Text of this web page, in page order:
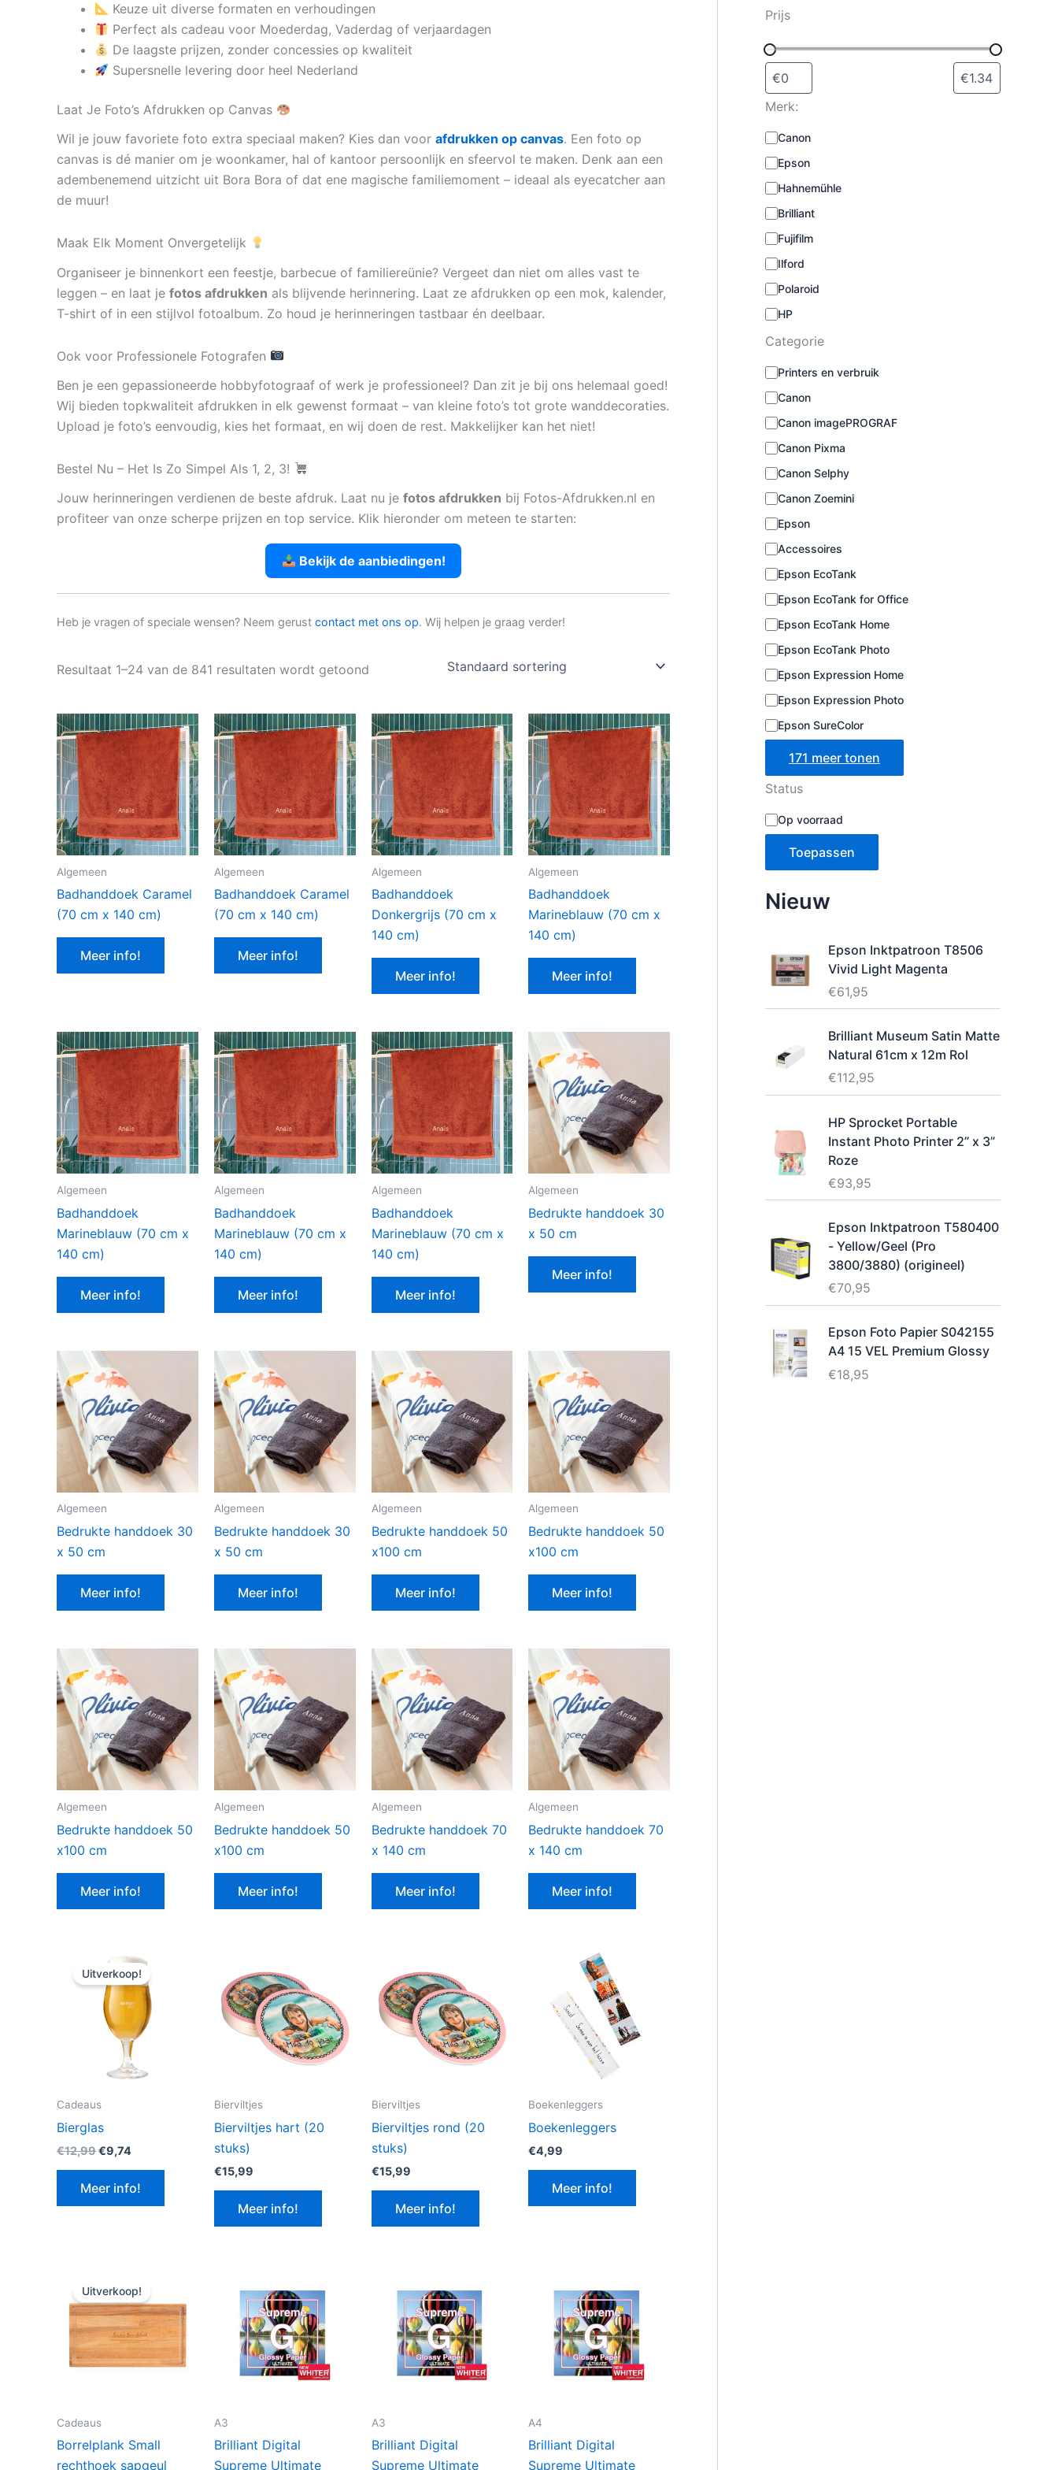
Keuze uit diverse formaten en verhoudingen
Perfect als cadeau voor Moederdag, Vaderdag of verjaardagen
De laagste prijzen, zonder concessies op kwaliteit
Supersnelle levering door heel Nederland
Laat Je Foto’s Afdrukken op Canvas
Wil je jouw favoriete foto extra speciaal maken? Kies dan voor afdrukken op canvas. Een foto op
canvas is dé manier om je woonkamer, hal of kantoor persoonlijk en sfeervol te maken. Denk aan een
adembenemend uitzicht uit Bora Bora of dat ene magische familiemoment – ideaal als eyecatcher aan
de muur!
Maak Elk Moment Onvergetelijk
Organiseer je binnenkort een feestje, barbecue of familiereünie? Vergeet dan niet om alles vast te
leggen – en laat je fotos afdrukken als blijvende herinnering. Laat ze afdrukken op een mok, kalender,
T-shirt of in een stijlvol fotoalbum. Zo houd je herinneringen tastbaar én deelbaar.
Ook voor Professionele Fotografen
Ben je een gepassioneerde hobbyfotograaf of werk je professioneel? Dan zit je bij ons helemaal goed!
Wij bieden topkwaliteit afdrukken in elk gewenst formaat – van kleine foto’s tot grote wanddecoraties.
Upload je foto’s eenvoudig, kies het formaat, en wij doen de rest. Makkelijker kan het niet!
Bestel Nu – Het Is Zo Simpel Als 1, 2, 3!
Jouw herinneringen verdienen de beste afdruk. Laat nu je fotos afdrukken bij Fotos-Afdrukken.nl en
profiteer van onze scherpe prijzen en top service. Klik hieronder om meteen te starten:
Bekijk de aanbiedingen!
Heb je vragen of speciale wensen? Neem gerust contact met ons op. Wij helpen je graag verder!
Resultaat 1–24 van de 841 resultaten wordt getoond
Algemeen
Badhanddoek Caramel
(70 cm x 140 cm)
Meer info!
Algemeen
Badhanddoek Caramel
(70 cm x 140 cm)
Meer info!
Algemeen
Badhanddoek
Donkergrijs (70 cm x
140 cm)
Meer info!
Algemeen
Badhanddoek
Marineblauw (70 cm x
140 cm)
Meer info!
Algemeen
Badhanddoek
Marineblauw (70 cm x
140 cm)
Meer info!
Algemeen
Badhanddoek
Marineblauw (70 cm x
140 cm)
Meer info!
Algemeen
Badhanddoek
Marineblauw (70 cm x
140 cm)
Meer info!
Algemeen
Bedrukte handdoek 30
x 50 cm
Meer info!
Algemeen
Bedrukte handdoek 30
x 50 cm
Meer info!
Algemeen
Bedrukte handdoek 30
x 50 cm
Meer info!
Algemeen
Bedrukte handdoek 50
x100 cm
Meer info!
Algemeen
Bedrukte handdoek 50
x100 cm
Meer info!
Algemeen
Bedrukte handdoek 50
x100 cm
Meer info!
Algemeen
Bedrukte handdoek 50
x100 cm
Meer info!
Algemeen
Bedrukte handdoek 70
x 140 cm
Meer info!
Algemeen
Bedrukte handdoek 70
x 140 cm
Meer info!
Uitverkoop!
Cadeaus
Bierglas
€12,99Oorspronkelijke
€12,99.
€9,74Huidige
€9,74.
Meer info!
Bierviltjes
Bierviltjes hart (20
stuks)
€15,99
Meer info!
Bierviltjes
Bierviltjes rond (20
stuks)
€15,99
Meer info!
Boekenleggers
Boekenleggers
€4,99
Meer info!
Uitverkoop!
Cadeaus
Borrelplank Small
rechthoek sapgeul
A3
Brilliant Digital
Supreme Ultimate
A3
Brilliant Digital
Supreme Ultimate
A4
Brilliant Digital
Supreme Ultimate
s
l
e
t
e
e
n
Prijs
Merk:
M
r
k
:
Canon
Epson
Hahnemühle
Brilliant
Fujifilm
Ilford
Polaroid
HP
Categorie
C
t
e
g
o
i
e
Printers en verbruik
Canon
Canon imagePROGRAF
Canon Pixma
Canon Selphy
Canon Zoemini
Epson
Accessoires
Epson EcoTank
Epson EcoTank for Office
Epson EcoTank Home
Epson EcoTank Photo
Epson Expression Home
Epson Expression Photo
Epson SureColor
171 meer tonen
Status
B
e
k
Op voorraad
Toepassen
Nieuw
Epson Inktpatroon T8506
Vivid Light Magenta
€61,95
Brilliant Museum Satin Matte
Natural 61cm x 12m Rol
€112,95
HP Sprocket Portable
Instant Photo Printer 2” x 3”
Roze
€93,95
Epson Inktpatroon T580400
- Yellow/Geel (Pro
3800/3880) (origineel)
€70,95
Epson Foto Papier S042155
A4 15 VEL Premium Glossy
€18,95